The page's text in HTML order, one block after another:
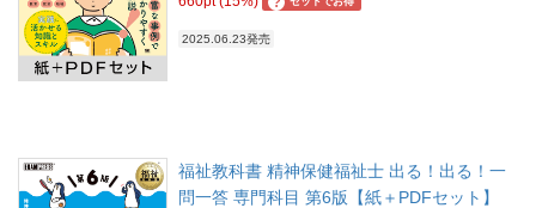
2025.06.23発売
福祉教科書 精神保健福祉士 出る！出る！一
問一答 専門科目 第6版【紙＋PDFセット】